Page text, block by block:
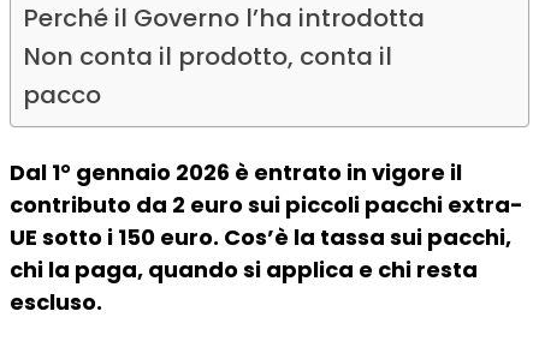
Perché il Governo l’ha introdotta
Non conta il prodotto, conta il
pacco
Dal 1° gennaio 2026 è entrato in vigore il
contributo da 2 euro sui piccoli pacchi extra-
UE sotto i 150 euro. Cos’è la tassa sui pacchi,
chi la paga, quando si applica e chi resta
escluso.